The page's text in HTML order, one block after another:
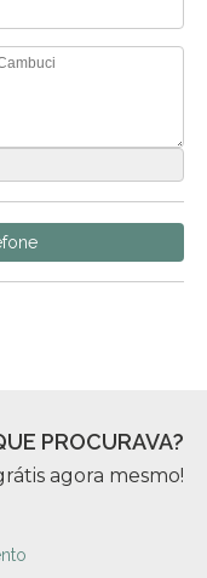
PROCURAVA?
agora mesmo!